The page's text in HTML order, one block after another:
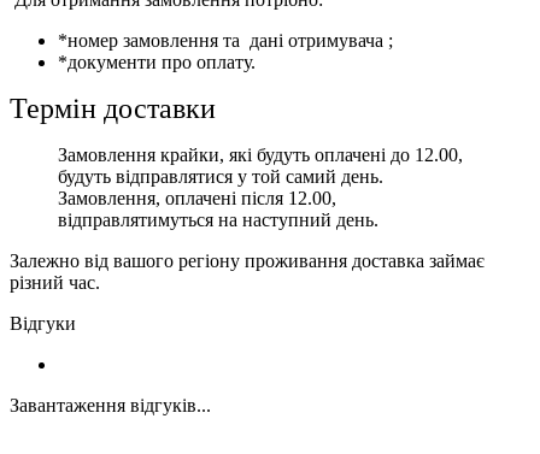
*номер замовлення та дані отримувача ;
*документи про оплату.
Термін доставки
Замовлення крайки, які будуть оплачені до 12.00,
будуть відправлятися у той самий день.
Замовлення, оплачені після 12.00,
відправлятимуться на наступний день.
Залежно від вашого регіону проживання доставка займає
різний час.
Відгуки
Завантаження відгуків...